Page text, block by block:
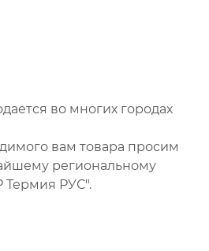
во многих городах
вам товара просим
региональному
РУС".